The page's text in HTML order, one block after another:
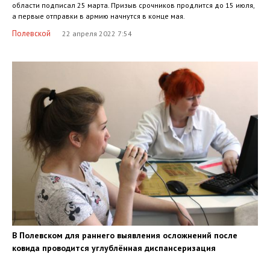
области подписал 25 марта. Призыв срочников продлится до 15 июля,
а первые отправки в армию начнутся в конце мая.
Полевской 22 апреля 2022 7:54
В Полевском для раннего выявления осложнений после
ковида проводится углублённая диспансеризация